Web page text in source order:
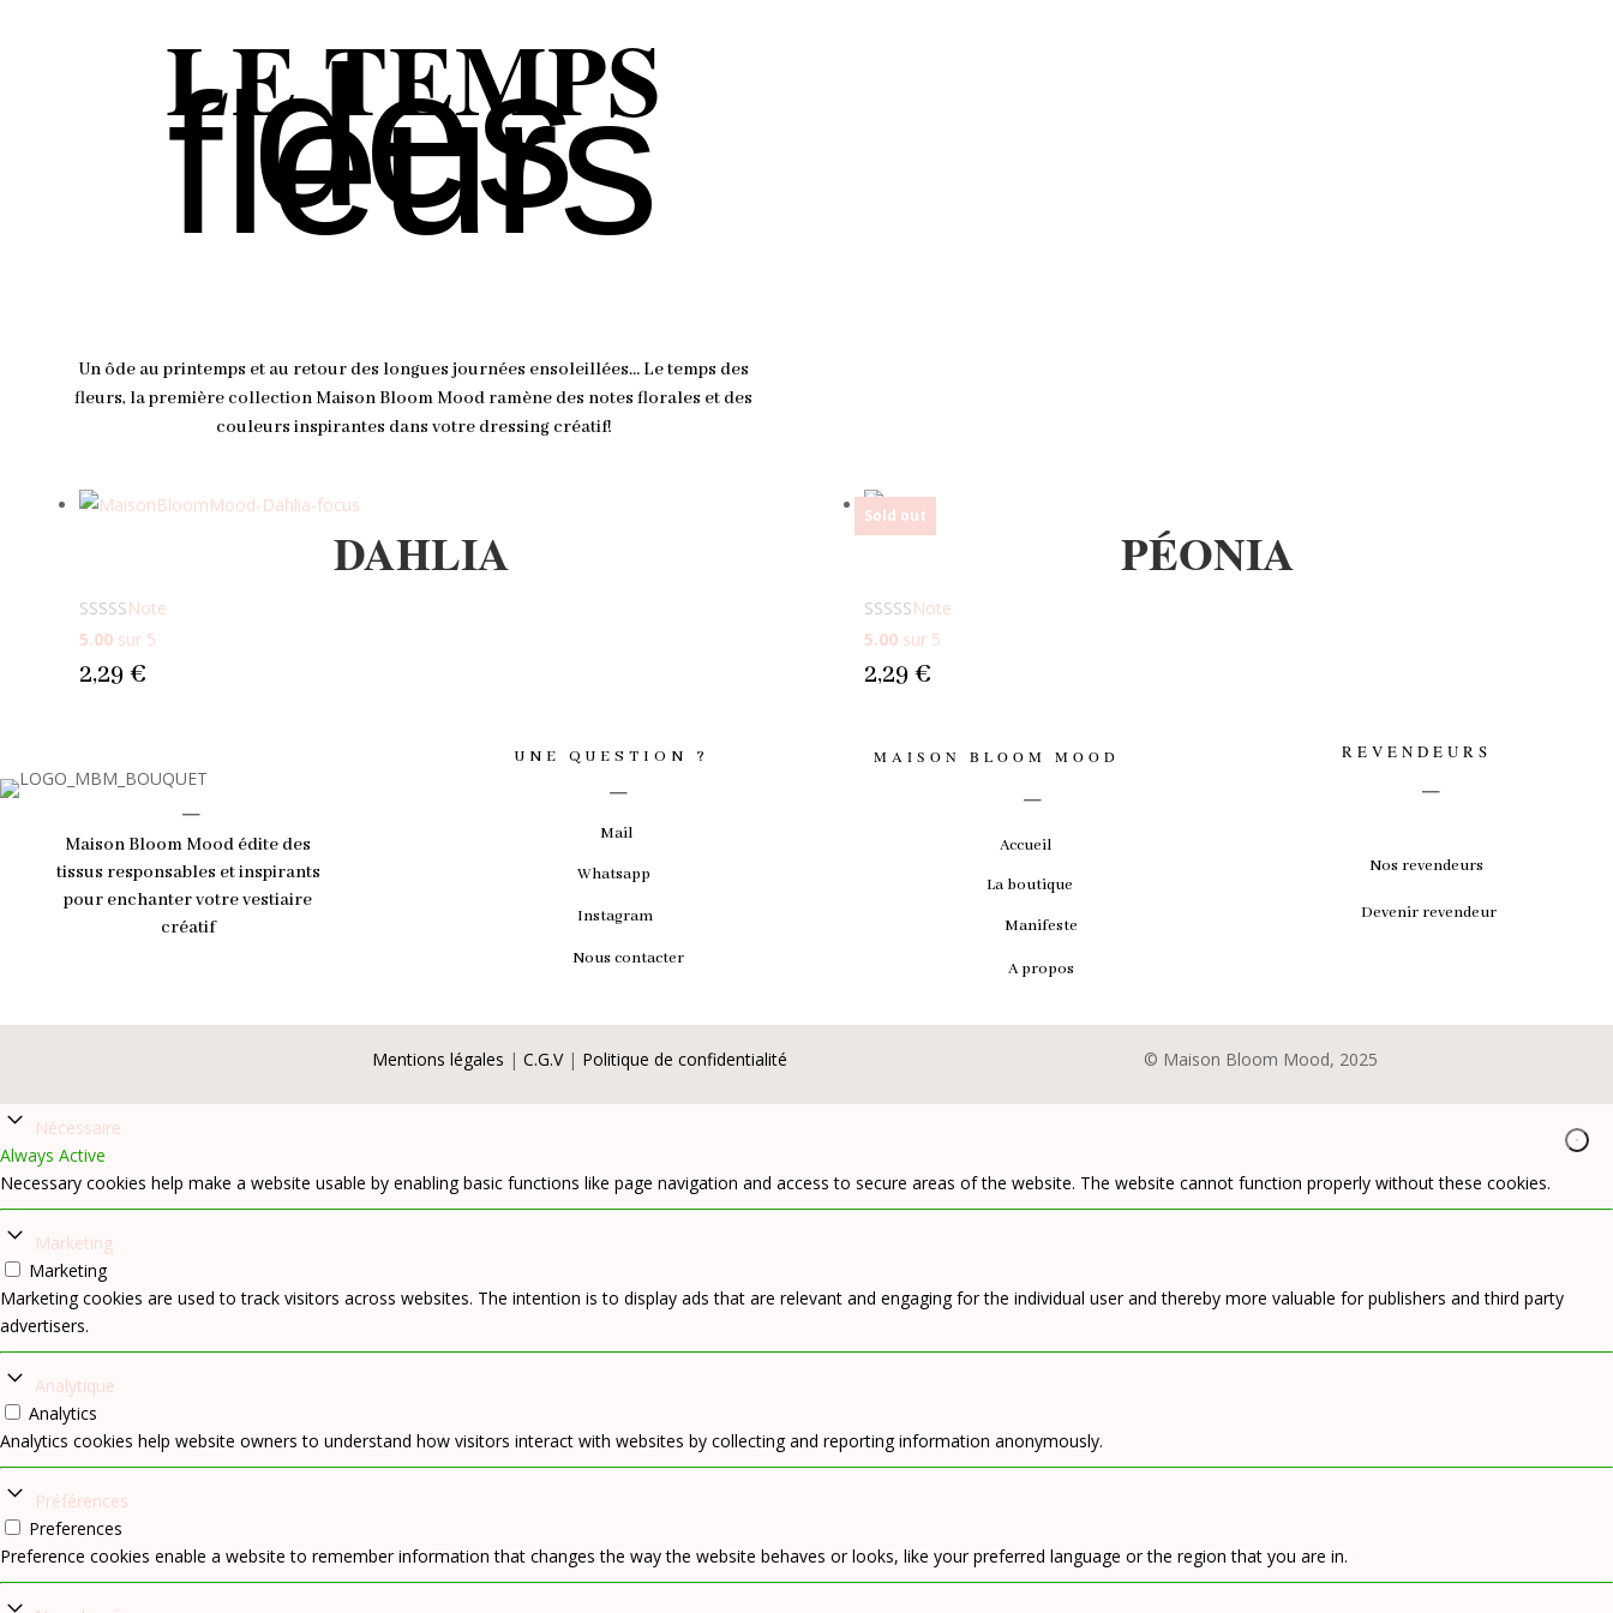
LE TEMPS
des
fleurs
Un ôde au printemps et au retour des longues journées ensoleillées… Le temps des
fleurs, la première collection Maison Bloom Mood ramène des notes florales et des
couleurs inspirantes dans votre dressing créatif!
DAHLIA
Note
5.00 sur 5
2,29€
Sold out
PÉONIA
Note
5.00 sur 5
2,29€
_
Maison Bloom Mood édite des
tissus responsables et inspirants
pour enchanter votre vestiaire
créatif
UNE QUESTION ?
_
Mail
Whatsapp
Instagram
Nous contacter
Accueil
La boutique
Manifeste
A propos
MAISON BLOOM MOOD REVENDEURS
Nos revendeurs
Devenir revendeur
Mentions légales | C.G.V| Politique de confidentialité © Maison Bloom Mood, 2025
Nécessaire
Always Active
Necessary cookies help make a website usable by enabling basic functions like page navigation and access to secure areas of the website. The website cannot function properly without these cookies.
Marketing
Marketing
Marketing cookies are used to track visitors across websites. The intention is to display ads that are relevant and engaging for the individual user and thereby more valuable for publishers and third party
advertisers.
Analytique
Analytics
Analytics cookies help website owners to understand how visitors interact with websites by collecting and reporting information anonymously.
Préférences
Preferences
Preference cookies enable a website to remember information that changes the way the website behaves or looks, like your preferred language or the region that you are in.